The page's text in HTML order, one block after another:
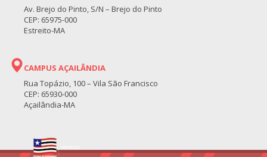
Av. Brejo do Pinto, S/N – Brejo do Pinto
CEP: 65975-000
Estreito-MA
CAMPUS AÇAILÂNDIA
Rua Topázio, 100 – Vila São Francisco
CEP: 65930-000
Açailândia-MA